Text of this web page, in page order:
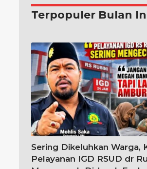
Terpopuler Bulan
Sering Dikeluhkan Warga,
Pelayanan IGD RSUD dr